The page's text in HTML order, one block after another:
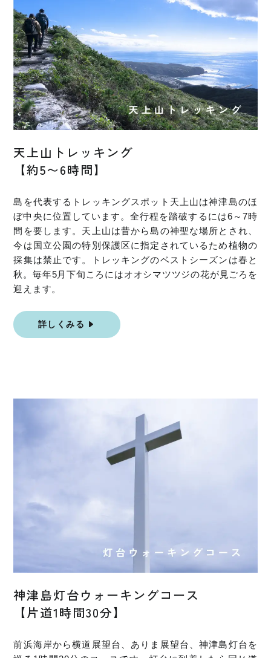
天上山トレッキング
【約5〜6時間】
島を代表するトレッキングスポット天上山は神津島のほ
ぼ中央に位置しています。全行程を踏破するには6～7時
間を要します。天上山は昔から島の神聖な場所とされ、
今は国立公園の特別保護区に指定されているため植物の
採集は禁止です。トレッキングのベストシーズンは春と
秋。毎年5月下旬ころにはオオシマツツジの花が見ごろを
迎えます。
詳しくみる
神津島灯台ウォーキングコース
【片道1時間30分】
前浜海岸から横道展望台、ありま展望台、神津島灯台を